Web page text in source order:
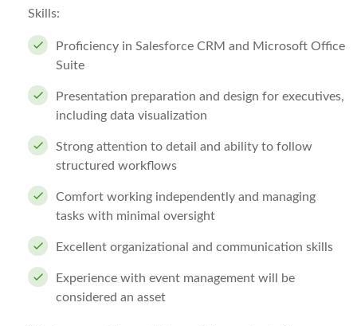
Skills:
Proficiency in Salesforce CRM and Microsoft Office
Suite
Presentation preparation and design for executives,
including data visualization
Strong attention to detail and ability to follow
structured workflows
Comfort working independently and managing
tasks with minimal oversight
Excellent organizational and communication skills
Experience with event management will be
considered an asset